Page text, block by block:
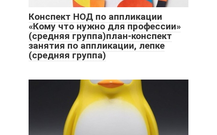
Конспект НОД по аппликации
«Кому что нужно для профессии»
(средняя группа)план-конспект
занятия по аппликации, лепке
(средняя группа)